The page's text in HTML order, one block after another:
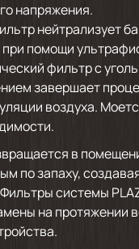
напряжения.
нейтрализует
помощи
фильтр с
завершает
воздуха.
в
по запаху,
системы
на протяжении